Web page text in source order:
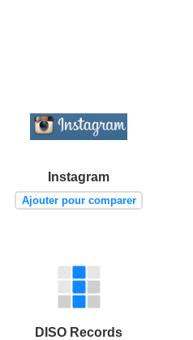
Instagram
Ajouter pour comparer
DISO Records